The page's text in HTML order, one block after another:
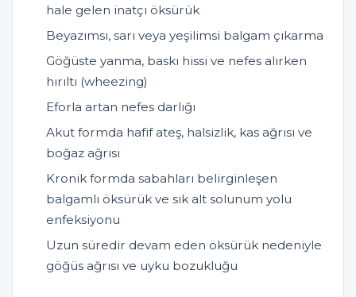
hale gelen inatçı öksürük
Beyazımsı, sarı veya yeşilimsi balgam çıkarma
Göğüste yanma, baskı hissi ve nefes alırken
hırıltı (wheezing)
Eforla artan nefes darlığı
Akut formda hafif ateş, halsizlik, kas ağrısı ve
boğaz ağrısı
Kronik formda sabahları belirginleşen
balgamlı öksürük ve sık alt solunum yolu
enfeksiyonu
Uzun süredir devam eden öksürük nedeniyle
göğüs ağrısı ve uyku bozukluğu